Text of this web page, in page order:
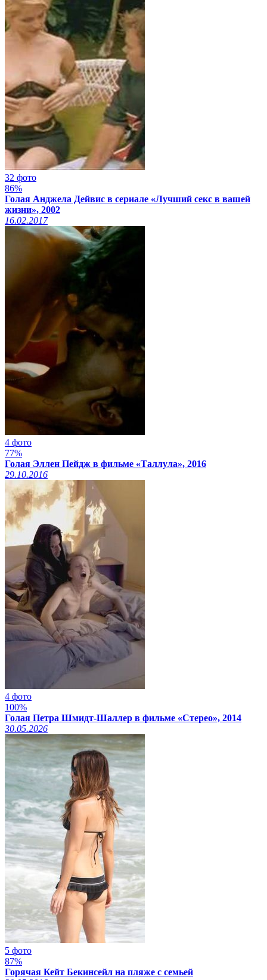
32 фото
86%
Голая Анджела Дейвис в сериале «Лучший секс в вашей
жизни», 2002
16.02.2017
4 фото
77%
Голая Эллен Пейдж в фильме «Таллула», 2016
29.10.2016
4 фото
100%
Голая Петра Шмидт-Шаллер в фильме «Стерео», 2014
30.05.2026
5 фото
87%
Горячая Кейт Бекинсейл на пляже с семьей